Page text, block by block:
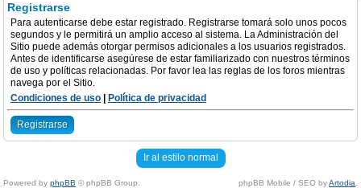
Registrarse
Para autenticarse debe estar registrado. Registrarse tomará solo unos pocos
segundos y le permitirá un amplio acceso al sistema. La Administración del
Sitio puede además otorgar permisos adicionales a los usuarios registrados.
Antes de identificarse asegúrese de estar familiarizado con nuestros términos
de uso y políticas relacionadas. Por favor lea las reglas de los foros mientras
navega por el Sitio.
Condiciones de uso
Política de privacidad
Registrarse
Ir al estilo normal
Powered by phpBB © phpBB Group. phpBB Mobile / SEO byArtodia